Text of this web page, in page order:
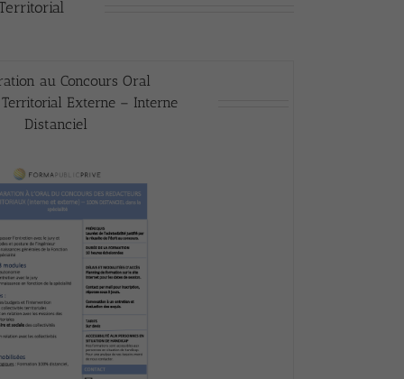
au Concours Oral
Externe – Interne
Distanciel